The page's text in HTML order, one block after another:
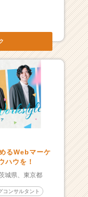
るWebマーケ
ハウを！
城県、東京都
コンサルタント